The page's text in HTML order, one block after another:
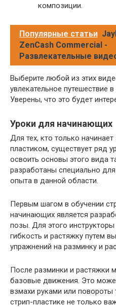
композиции.
Популярные статьи
ZenCash Commercial -
Развлекательные
Выберите любой из этих
увлекательное путешествие
Уверены, что это будет
Уроки для начинающих
Для тех, кто только
пластиком, существует ряд
освоить основы этого вида
разработаны специально
опыта в данной области.
Первым шагом в обучении
начинающих является
позы. Для этого
гибкость и растяжку путем
упражнений на разминку и
После разминки и растяжки
базовые движения. Это
взмахи руками или повороты
стрип-пластике не только